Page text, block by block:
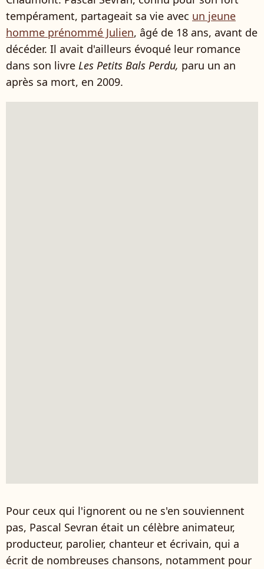
tempérament, partageait sa vie avec un jeune
homme prénommé Julien, âgé de 18 ans, avant de
décéder. Il avait d'ailleurs évoqué leur romance
dans son livre Les Petits Bals Perdu, paru un an
après sa mort, en 2009.
Pour ceux qui l'ignorent ou ne s'en souviennent
pas, Pascal Sevran était un célèbre animateur,
producteur, parolier, chanteur et écrivain, qui a
écrit de nombreuses chansons, notamment pour